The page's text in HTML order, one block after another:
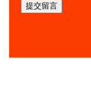
提交留言